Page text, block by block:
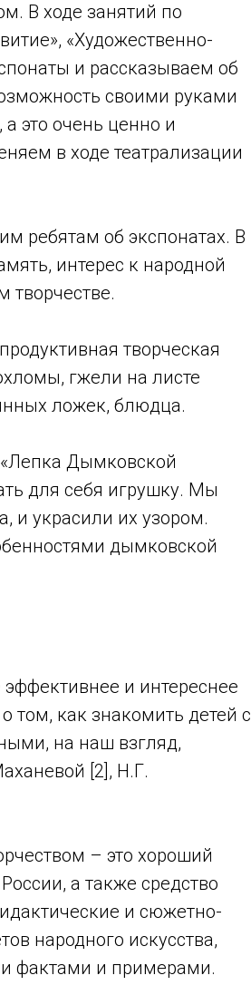
В ходе занятий по
«Художественно-
и рассказываем об
своими руками
это очень ценно и
в ходе театрализации
ребятам об экспонатах. В
интерес к народной
творчестве.
творческая
гжели на листе
ложек, блюдца.
«Лепка Дымковской
для себя игрушку. Мы
и украсили их узором.
дымковской
и интереснее
том, как знакомить детей с
на наш взгляд,
[2], Н.Г.
– это хороший
а также средство
и сюжетно-
народного искусства,
фактами и примерами.